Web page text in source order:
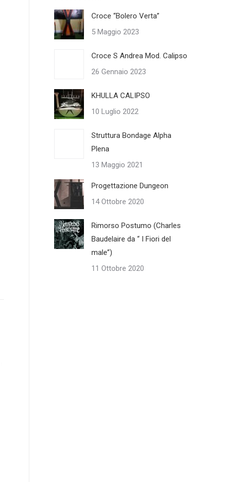
Croce “Bolero Verta”
5 Maggio 2023
Croce S Andrea Mod. Calipso
26 Gennaio 2023
KHULLA CALIPSO
10 Luglio 2022
Struttura Bondage Alpha
Plena
13 Maggio 2021
Progettazione Dungeon
14 Ottobre 2020
Rimorso Postumo (Charles
Baudelaire da “ I Fiori del
male”)
11 Ottobre 2020